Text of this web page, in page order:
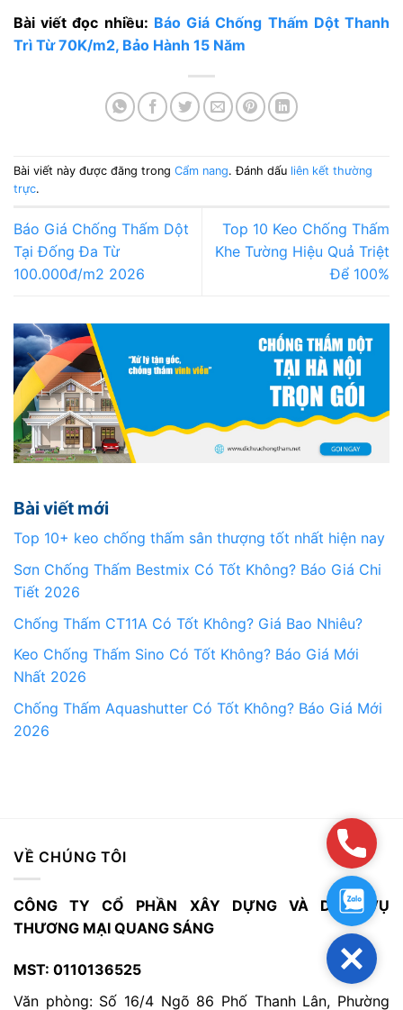
Bài viết đọc nhiều: Báo Giá Chống Thấm Dột Thanh
Trì Từ 70K/m2, Bảo Hành 15 Năm
Bài viết này được đăng trong Cẩm nang. Đánh dấu liên kết thường
trực.
Báo Giá Chống Thấm Dột
Tại Đống Đa Từ
100.000đ/m2 2026
Top 10 Keo Chống Thấm
Khe Tường Hiệu Quả Triệt
Để 100%
Bài viết mới
Top 10+ keo chống thấm sân thượng tốt nhất hiện nay
Sơn Chống Thấm Bestmix Có Tốt Không? Báo Giá Chi
Tiết 2026
Chống Thấm CT11A Có Tốt Không? Giá Bao Nhiêu?
Keo Chống Thấm Sino Có Tốt Không? Báo Giá Mới
Nhất 2026
Chống Thấm Aquashutter Có Tốt Không? Báo Giá Mới
2026
VỀ CHÚNG TÔI
CÔNG TY CỔ PHẦN XÂY DỰNG VÀ DỊCH VỤ
THƯƠNG MẠI QUANG SÁNG
MST: 0110136525
Văn phòng: Số 16/4 Ngõ 86 Phố Thanh Lân, Phường
Close